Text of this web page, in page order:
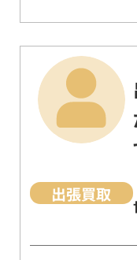
出張買取